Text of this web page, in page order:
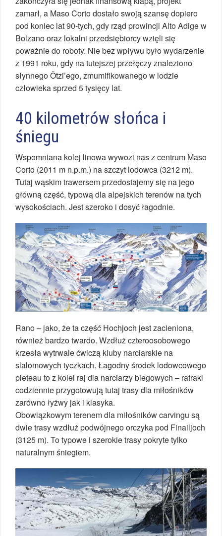
zamarł, a Maso Corto dostało swoją szansę dopiero
pod koniec lat 90-tych, gdy rząd prowincji Alto Adige w
Bolzano oraz lokalni przedsiębiorcy wzięli się
poważnie do roboty. Nie bez wpływu było wydarzenie
z 1991 roku, gdy na tutejszej przełęczy znaleziono
słynnego Ötzi’ego, zmumifikowanego w lodzie
człowieka sprzed 5 tysięcy lat.
40 kilometrów słońca i
śniegu
Wspomniana kolej linowa wywozi nas z centrum Maso
Corto (2011 m n.p.m.) na szczyt lodowca (3212 m).
Tutaj wąskim trawersem przedostajemy się na jego
główną część, typową dla alpejskich terenów na tych
wysokościach. Jest szeroko i dosyć łagodnie.
Rano – jako, że ta część Hochjoch jest zacieniona,
również bardzo twardo. Wzdłuż czteroosobowego
krzesła wytrwale ćwiczą kluby narciarskie na
slalomowych tyczkach. Łagodny środek lodowcowego
pleteau to z kolei raj dla narciarzy biegowych – ratraki
codziennie przygotowują tutaj trasy dla miłośników
zarówno łyżwy jak i klasyka.
Obowiązkowym terenem dla miłośników carvingu są
dwie trasy wzdłuż podwójnego orczyka pod Finailjoch
(3125 m). To typowe i szerokie trasy pokryte tylko
naturalnym śniegiem.